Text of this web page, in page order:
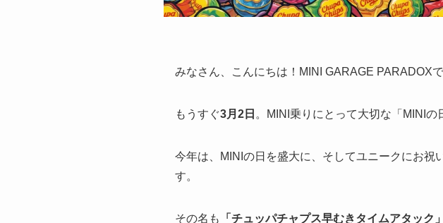
みなさん、こんにちは！MINI GARAGE PARADOXで
もうすぐ3月2日 。MINI乗りにとって大切な「MINIの
今年は、MINIの日を盛大に、そしてユニークにお祝
す。
その名も 「チュッパチャプス早むきタイムアタック